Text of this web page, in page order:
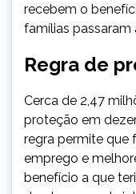
recebem o
famílias passaram
Regra de
Cerca de 2,47
proteção em
regra permite que
emprego e
benefício a que